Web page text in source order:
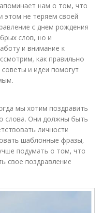
нам о том, что
этом не теряем своей
с днем рождения
слов, но и
и внимание к
как правильно
и идеи помогут
мы хотим поздравить
слова. Они должны быть
личности
шаблонные фразы,
подумать о том, что
свое поздравление